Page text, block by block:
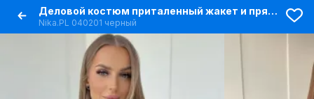
Деловой костюм приталенный жакет и прямые брюки 7/8
Nika.PL 040201 черный